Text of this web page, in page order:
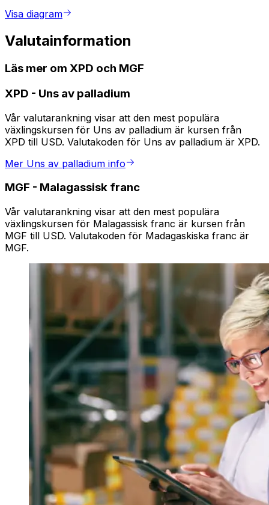
Visa diagram
Valutainformation
Läs mer om XPD och MGF
XPD - Uns av palladium
Vår valutarankning visar att den mest populära
växlingskursen för Uns av palladium är kursen från
XPD till USD. Valutakoden för Uns av palladium är XPD.
Mer Uns av palladium info
MGF - Malagassisk franc
Vår valutarankning visar att den mest populära
växlingskursen för Malagassisk franc är kursen från
MGF till USD. Valutakoden för Madagaskiska franc är
MGF.